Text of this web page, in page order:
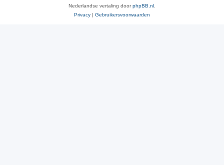
Nederlandse vertaling doorphpBB.nl
Privacy | Gebruikersvoorwaarden